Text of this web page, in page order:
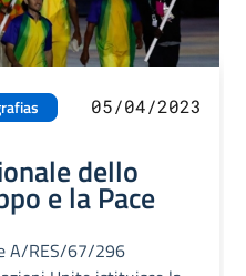
05/04/2023
dello
e la Pace
A/RES/67/296